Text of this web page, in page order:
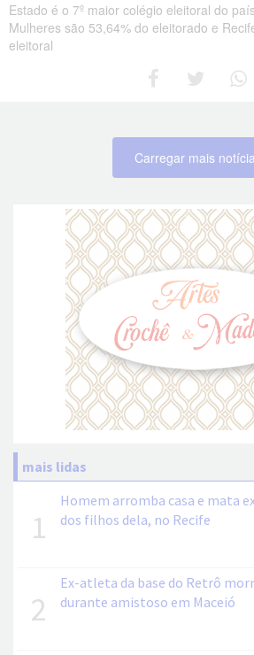
Estado é o 7º maior colégio eleitoral do
Mulheres são 53,64% do eleitorado e
eleitoral
Carregar mais
mais lidas
1
Homem arromba casa e mata
dos filhos dela, no Recife
2
Ex-atleta da base do Retrô
durante amistoso em Maceió